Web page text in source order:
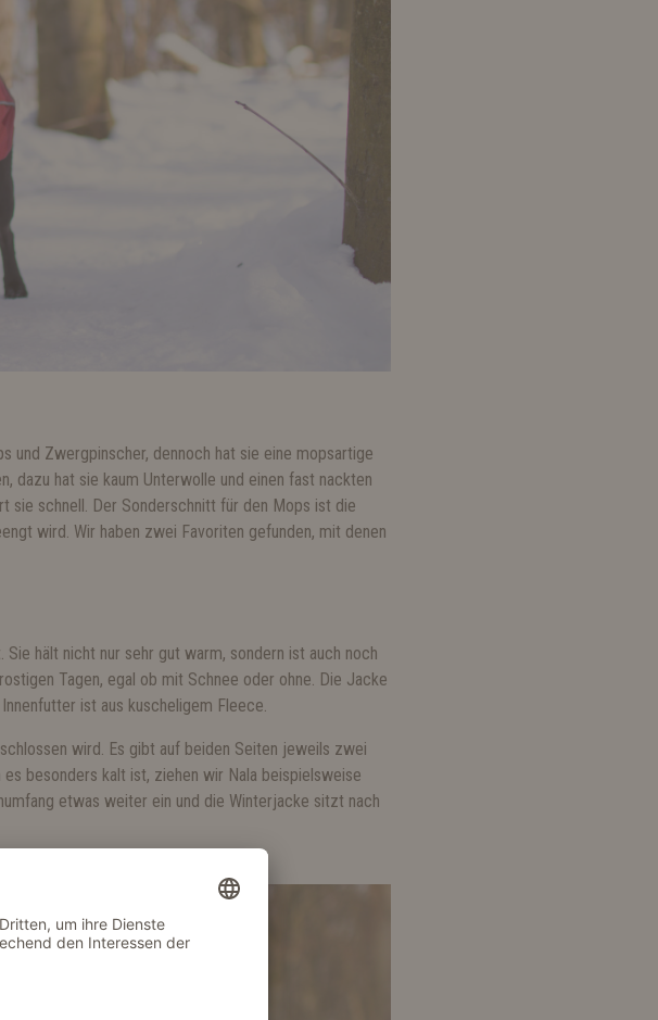
und Zwergpinscher, dennoch hat sie eine mopsartige
dazu hat sie kaum Unterwolle und einen fast nackten
sie schnell. Der Sonderschnitt für den Mops ist die
wird. Wir haben zwei Favoriten gefunden, mit denen
hält nicht nur sehr gut warm, sondern ist auch noch
Tagen, egal ob mit Schnee oder ohne. Die Jacke
ist aus kuscheligem Fleece.
wird. Es gibt auf beiden Seiten jeweils zwei
es besonders kalt ist, ziehen wir Nala beispielsweise
etwas weiter ein und die Winterjacke sitzt nach